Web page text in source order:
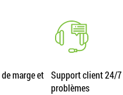
marge et Support client 24/
problèmes